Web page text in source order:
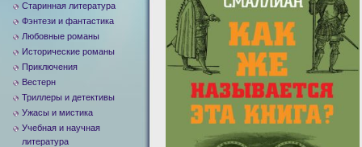
Старинная литература
Фэнтези и фантастика
Любовные романы
Исторические романы
Приключения
Вестерн
Триллеры и детективы
Ужасы и мистика
Учебная и научная
литература